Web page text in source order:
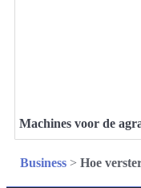
Machines voor de
Business > Hoe